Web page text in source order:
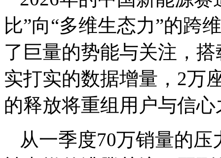
比”向“多维生态力”的跨
了巨量的势能与关注，
实打实的数据增量，2万
的释放将重组用户与信
从一季度70万销量的